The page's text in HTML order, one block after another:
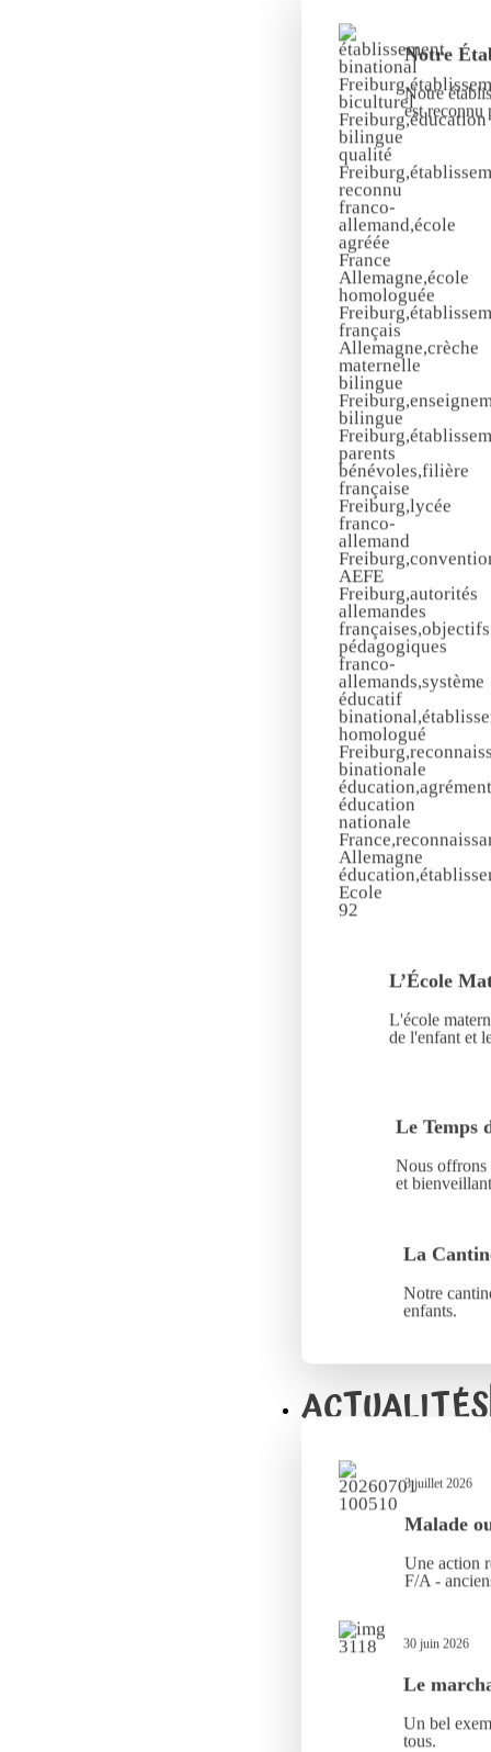
Notre
Notre
est reconnu
L’École
L'école
de l'enfant et
Le Temps
Nous offrons
et
La
Notre
enfants.
ACTUALITÉS
3 juillet 2026
Malade
Une action
F/A -
30 juin 2026
Le
Un bel
tous.